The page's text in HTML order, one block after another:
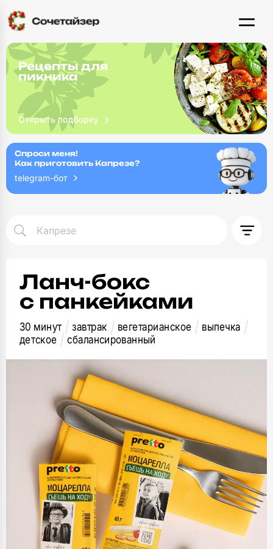
Рецепты для
пикника
Спроси меня!
Как приготовить Капрезе?
telegram-бот
Ланч-бокс
с панкейками
30 минут завтрак вегетарианское
выпечка
детское
сбалансированный